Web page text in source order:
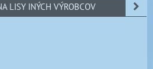
LISY INÝCH VÝROBCOV